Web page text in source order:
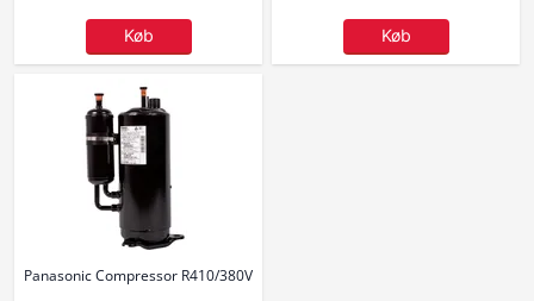
Køb Køb
Panasonic Compressor R410/380V